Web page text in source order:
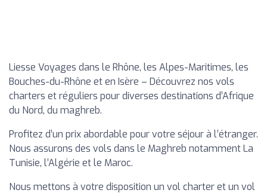
Liesse Voyages dans le Rhône, les Alpes-Maritimes, les
Bouches-du-Rhône et en Isère – Découvrez nos vols
charters et réguliers pour diverses destinations d’Afrique
du Nord, du maghreb.
Profitez d’un prix abordable pour votre séjour à l’étranger.
Nous assurons des vols dans le Maghreb notamment La
Tunisie, l’Algérie et le Maroc.
Nous mettons à votre disposition un vol charter et un vol